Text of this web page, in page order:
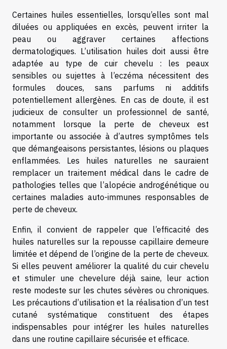
Certaines huiles essentielles, lorsqu’elles sont mal
diluées ou appliquées en excès, peuvent irriter la
peau ou aggraver certaines affections
dermatologiques. L’utilisation huiles doit aussi être
adaptée au type de cuir chevelu : les peaux
sensibles ou sujettes à l’eczéma nécessitent des
formules douces, sans parfums ni additifs
potentiellement allergènes. En cas de doute, il est
judicieux de consulter un professionnel de santé,
notamment lorsque la perte de cheveux est
importante ou associée à d’autres symptômes tels
que démangeaisons persistantes, lésions ou plaques
enflammées. Les huiles naturelles ne sauraient
remplacer un traitement médical dans le cadre de
pathologies telles que l’alopécie androgénétique ou
certaines maladies auto-immunes responsables de
perte de cheveux.
Enfin, il convient de rappeler que l’efficacité des
huiles naturelles sur la repousse capillaire demeure
limitée et dépend de l’origine de la perte de cheveux.
Si elles peuvent améliorer la qualité du cuir chevelu
et stimuler une chevelure déjà saine, leur action
reste modeste sur les chutes sévères ou chroniques.
Les précautions d’utilisation et la réalisation d’un test
cutané systématique constituent des étapes
indispensables pour intégrer les huiles naturelles
dans une routine capillaire sécurisée et efficace.